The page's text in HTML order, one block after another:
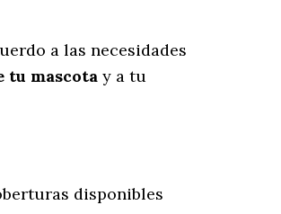
a las necesidades
tu mascota y a tu
disponibles